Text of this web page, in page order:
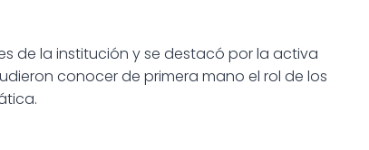
de la institución y se destacó por la activa
conocer de primera mano el rol de los